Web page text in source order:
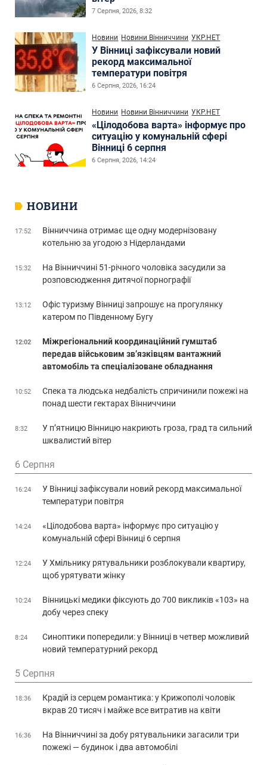
7 Серпня, 2026, 8:32
Новини Новини Вінниччини УКР.НЕТ
У Вінниці зафіксували новий
рекорд максимальної
температури повітря
6 Серпня, 2026, 16:24
Новини Новини Вінниччини УКР.НЕТ
«Цілодобова варта» інформує про
ситуацію у комунальній сфері
Вінниці 6 серпня
6 Серпня, 2026, 14:24
НОВИНИ
17:52
Вінниччина отримає ще одну модернізовану
котельню за угодою з Нідерландами
15:32
На Вінниччині 51-річного чоловіка засудили за
розповсюдження дитячої порнографії
13:12
Офіс туризму Вінниці запрошує на прогулянку
катером по Південному Бугу
12:02
Міжрегіональний координаційний гумштаб
передав військовим зв’язківцям вантажний
автомобіль та спеціалізоване обладнання
10:52
Спека та людська недбалість спричинили пожежі на
понад шести гектарах Вінниччини
8:32
У п’ятницю Вінницю накриють гроза, град та сильний
шквалистий вітер
6 Серпня
16:24
У Вінниці зафіксували новий рекорд максимальної
температури повітря
14:24
«Цілодобова варта» інформує про ситуацію у
комунальній сфері Вінниці 6 серпня
12:24
У Хмільнику рятувальники розблокували квартиру,
щоб урятувати жінку
10:24
Вінницькі медики фіксують до 700 викликів «103» на
добу через спеку
8:24
Синоптики попередили: у Вінниці в четвер можливий
новий температурний рекорд
5 Серпня
18:36
Крадій із серцем романтика: у Крижополі чоловік
вкрав 20 тисяч і майже все витратив на квіти
16:36
На Вінниччині за добу рятувальники загасили три
пожежі — будинок і два автомобілі